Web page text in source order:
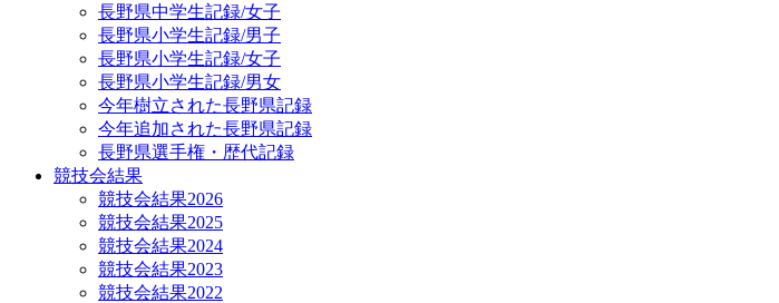
長野県中学生記録/女子
長野県小学生記録/男子
長野県小学生記録/女子
長野県小学生記録/男女
今年樹立された長野県記録
今年追加された長野県記録
長野県選手権・歴代記録
競技会結果
競技会結果2026
競技会結果2025
競技会結果2024
競技会結果2023
競技会結果2022